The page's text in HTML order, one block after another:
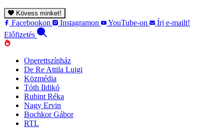
Kövess minket!
Facebookon Instagramon YouTube-on
Írj e-mailt!
Előfizetés
Operettszínház
De Re Attila Luigi
Közmédia
Tóth Ildikó
Rubint Réka
Nagy Ervin
Bochkor Gábor
RTL